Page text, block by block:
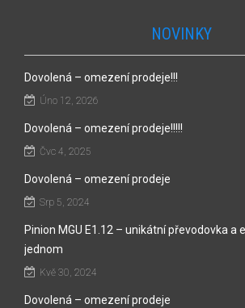
NOVINKY
Dovolená – omezení prodeje!!!
Úno 12, 2026
Dovolená – omezení prodeje!!!!!
Čvc 4, 2025
Dovolená – omezení prodeje
Srp 5, 2024
Pinion MGU E1.12 – unikátní převodovka a
jednom
Kvě 30, 2024
Dovolená – omezení prodeje